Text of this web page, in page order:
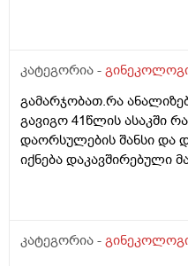
კატეგორია -
გამარჯობათ.რა
გავიგო 41წლის ასაკში
დაორსულების შანსი და
იქნება დაკავშირებული
კატეგორია -